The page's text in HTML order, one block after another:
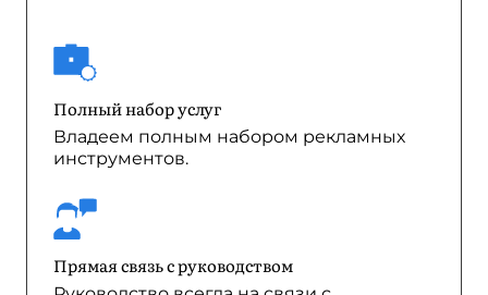
Полный набор услуг
Владеем полным набором рекламных
инструментов.
Прямая связь с руководством